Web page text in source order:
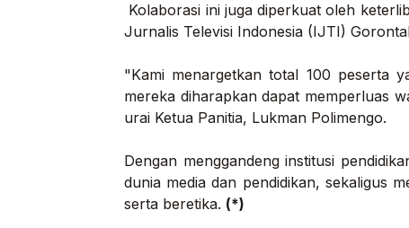
Kolaborasi ini juga diperkuat oleh
Jurnalis Televisi Indonesia (IJTI)
"Kami menargetkan total 100 peserta
mereka diharapkan dapat memperluas
urai Ketua Panitia, Lukman Polimengo.
Dengan menggandeng institusi
dunia media dan pendidikan, sekaligus
serta beretika. (*)